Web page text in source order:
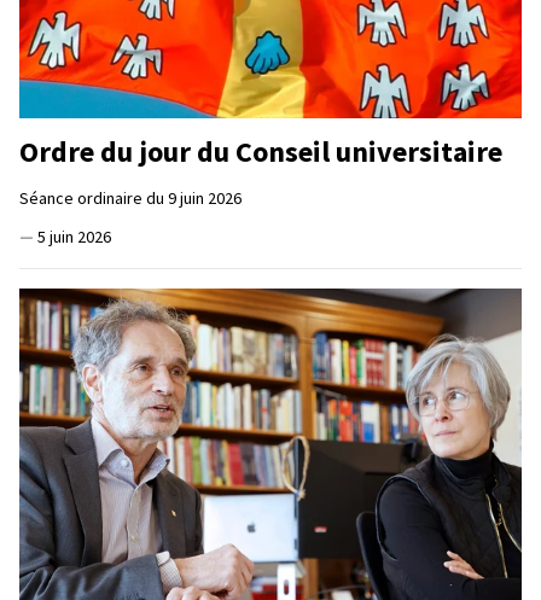
Ordre du jour du Conseil universitaire
Séance ordinaire du 9 juin 2026
— 5 juin 2026